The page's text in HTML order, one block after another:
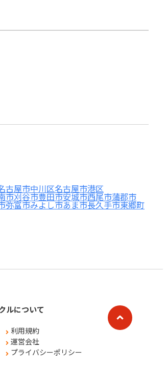
古屋市中川区名古屋市港区
市刈谷市豊田市安城市西尾市蒲郡市
弥富市みよし市あま市長久手市東郷町
ルについて
利用規約
運営会社
プライバシーポリシー